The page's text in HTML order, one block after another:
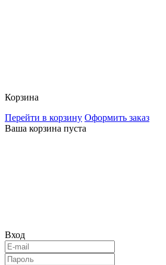
Корзина
Перейти в корзину Оформить заказ
Ваша корзина пуста
Вход